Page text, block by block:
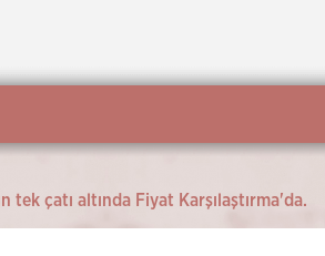
tek çatı altında Fiyat Karşılaştırma'da.